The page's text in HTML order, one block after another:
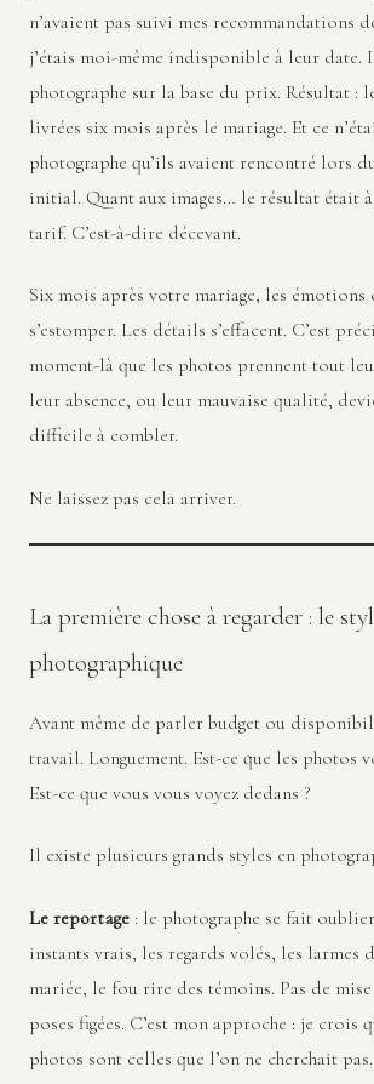
n’avaient pas suivi mes recommandations
j’étais moi-même indisponible à leur date.
photographe sur la base du prix. Résultat :
livrées six mois après le mariage. Et ce
photographe qu’ils avaient rencontré lors
initial. Quant aux images… le résultat était
tarif. C’est-à-dire décevant.
Six mois après votre mariage, les émotions
s’estomper. Les détails s’effacent. C’est
moment-là que les photos prennent tout
leur absence, ou leur mauvaise qualité,
difficile à combler.
Ne laissez pas cela arriver.
La première chose à regarder : le
photographique
Avant même de parler budget ou
travail. Longuement. Est-ce que les photos
Est-ce que vous vous voyez dedans ?
Il existe plusieurs grands styles en
Le reportage : le photographe se fait
instants vrais, les regards volés, les larmes
mariée, le fou rire des témoins. Pas de mise
poses figées. C’est mon approche : je crois
photos sont celles que l’on ne cherchait pas.